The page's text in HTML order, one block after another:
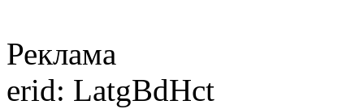
Реклама
erid: LatgBdHct